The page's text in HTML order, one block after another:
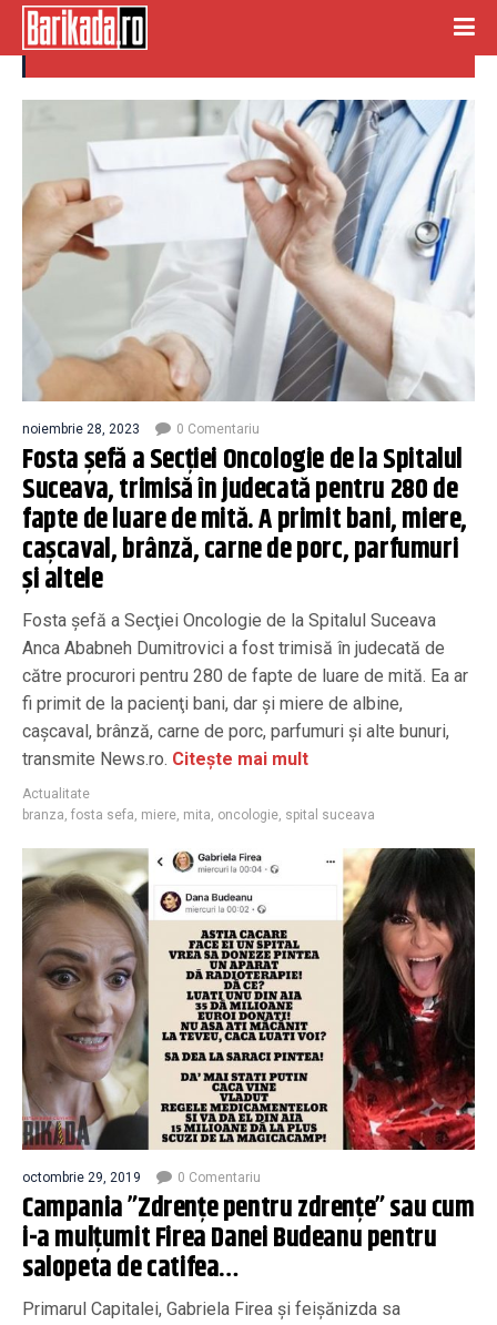
oncologie
noiembrie 28, 2023 0 Comentariu
Fosta şefă a Secţiei Oncologie de la Spitalul
Suceava, trimisă în judecată pentru 280 de
fapte de luare de mită. A primit bani, miere,
caşcaval, brânză, carne de porc, parfumuri
şi altele
Fosta şefă a Secţiei Oncologie de la Spitalul Suceava
Anca Ababneh Dumitrovici a fost trimisă în judecată de
către procurori pentru 280 de fapte de luare de mită. Ea ar
fi primit de la pacienţi bani, dar şi miere de albine,
caşcaval, brânză, carne de porc, parfumuri şi alte bunuri,
transmite News.ro. Citește mai mult
Actualitate
branza, fosta sefa, miere, mita, oncologie, spital suceava
octombrie 29, 2019 0 Comentariu
Campania ”Zdrențe pentru zdrențe” sau cum
i-a mulțumit Firea Danei Budeanu pentru
salopeta de catifea…
Primarul Capitalei, Gabriela Firea și feișănizda sa